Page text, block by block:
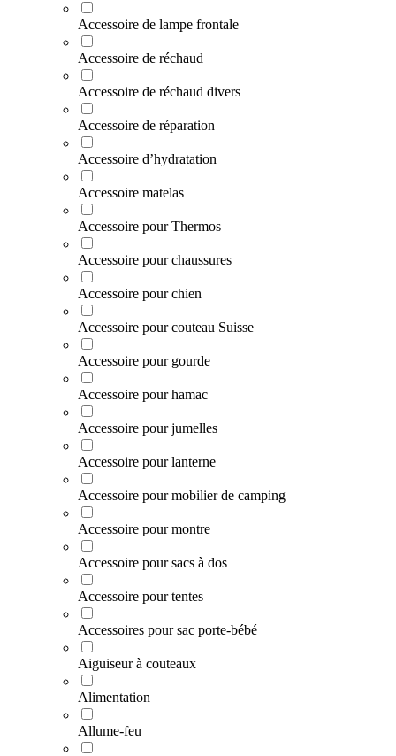
Accessoire de lampe frontale
Accessoire de réchaud
Accessoire de réchaud divers
Accessoire de réparation
Accessoire d’hydratation
Accessoire matelas
Accessoire pour Thermos
Accessoire pour chaussures
Accessoire pour chien
Accessoire pour couteau Suisse
Accessoire pour gourde
Accessoire pour hamac
Accessoire pour jumelles
Accessoire pour lanterne
Accessoire pour mobilier de camping
Accessoire pour montre
Accessoire pour sacs à dos
Accessoire pour tentes
Accessoires pour sac porte-bébé
Aiguiseur à couteaux
Alimentation
Allume-feu